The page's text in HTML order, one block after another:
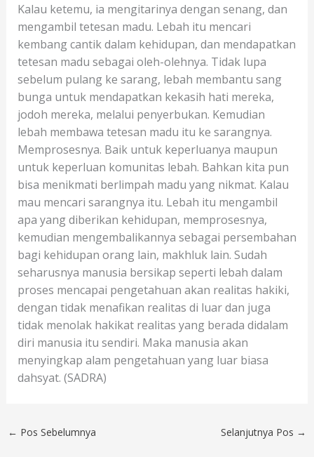
Kalau ketemu, ia mengitarinya dengan senang, dan
mengambil tetesan madu. Lebah itu mencari
kembang cantik dalam kehidupan, dan mendapatkan
tetesan madu sebagai oleh-olehnya. Tidak lupa
sebelum pulang ke sarang, lebah membantu sang
bunga untuk mendapatkan kekasih hati mereka,
jodoh mereka, melalui penyerbukan. Kemudian
lebah membawa tetesan madu itu ke sarangnya.
Memprosesnya. Baik untuk keperluanya maupun
untuk keperluan komunitas lebah. Bahkan kita pun
bisa menikmati berlimpah madu yang nikmat. Kalau
mau mencari sarangnya itu. Lebah itu mengambil
apa yang diberikan kehidupan, memprosesnya,
kemudian mengembalikannya sebagai persembahan
bagi kehidupan orang lain, makhluk lain. Sudah
seharusnya manusia bersikap seperti lebah dalam
proses mencapai pengetahuan akan realitas hakiki,
dengan tidak menafikan realitas di luar dan juga
tidak menolak hakikat realitas yang berada didalam
diri manusia itu sendiri. Maka manusia akan
menyingkap alam pengetahuan yang luar biasa
dahsyat. (SADRA)
← Pos Sebelumnya Selanjutnya Pos →